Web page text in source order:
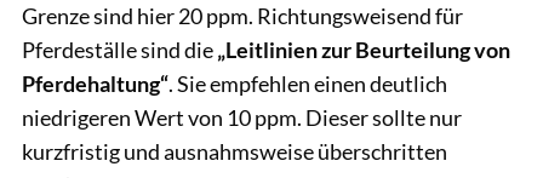
Grenze sind hier 20 ppm. Richtungsweisend für
Pferdeställe sind die„Leitlinien zur Beurteilung von
Pferdehaltung“. Sie empfehlen einen deutlich
niedrigeren Wert von 10 ppm. Dieser sollte nur
kurzfristig und ausnahmsweise überschritten